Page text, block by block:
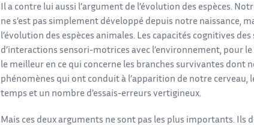
Il a contre lui aussi l’argument de l’évolution des espèces.
ne s’est pas simplement développé depuis notre naissance,
l’évolution des espèces animales. Les capacités cognitives
d’interactions sensori-motrices avec l’environnement, pour
le meilleur en ce qui concerne les branches survivantes dont
phénomènes qui ont conduit à l’apparition de notre cerveau,
temps et un nombre d’essais-erreurs vertigineux.
Mais ces deux arguments ne sont pas les plus importants.